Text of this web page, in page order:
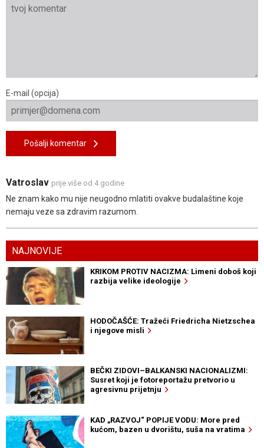
E-mail (opcija)
Pošalji komentar
Vatroslav prije više od 4 godine
Ne znam kako mu nije neugodno mlatiti ovakve budalaštine koje
nemaju veze sa zdravim razumom.
NAJNOVIJE
KRIKOM PROTIV NACIZMA: Limeni doboš koji
razbija velike ideologije
HODOČAŠĆE: Tražeći Friedricha Nietzschea
i njegove misli
BEČKI ZIDOVI–BALKANSKI NACIONALIZMI:
Susret koji je fotoreportažu pretvorio u
agresivnu prijetnju
KAD „RAZVOJ“ POPIJE VODU: More pred
kućom, bazen u dvorištu, suša na vratima